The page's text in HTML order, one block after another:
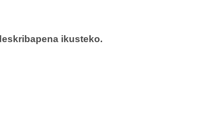
ikusteko.